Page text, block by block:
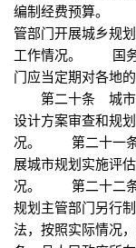
编制经费预算。
管部门开展城乡规
工作情况。 国务
门应当定期对各地
第二十条 城市、
设计方案审查和规
况。 第二十一条
展城市规划实施评
况。 第二十二条
规划主管部门另
法，按照实际情